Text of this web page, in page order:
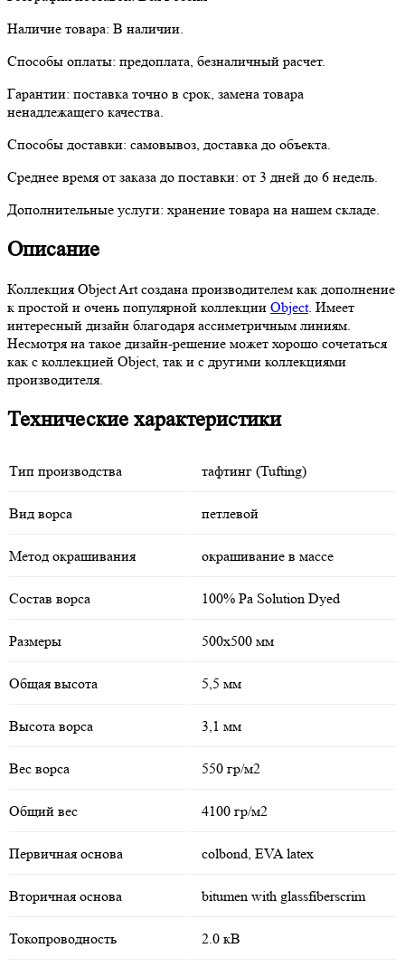
Наличие товара: В наличии.
Способы оплаты: предоплата, безналичный расчет.
Гарантии: поставка точно в срок, замена товара
ненадлежащего качества.
Способы доставки: самовывоз, доставка до объекта.
Среднее время от заказа до поставки: от 3 дней до 6 недель.
Дополнительные услуги: хранение товара на нашем складе.
Описание
Коллекция Object Art создана производителем как дополнение
к простой и очень популярной коллекции Object. Имеет
интересный дизайн благодаря ассиметричным линиям.
Несмотря на такое дизайн-решение может хорошо сочетаться
как с коллекцией Object, так и с другими коллекциями
производителя.
Технические характеристики
Тип производства тафтинг (Tufting)
Вид ворса петлевой
Метод окрашивания окрашивание в массе
Состав ворса 100% Pa Solution Dyed
Размеры 500х500 мм
Общая высота 5,5 мм
Высота ворса 3,1 мм
Вес ворса 550 гр/м2
Общий вес 4100 гр/м2
Первичная основа colbond, EVA latex
Вторичная основа bitumen with glassfiberscrim
Токопроводность 2.0 кВ